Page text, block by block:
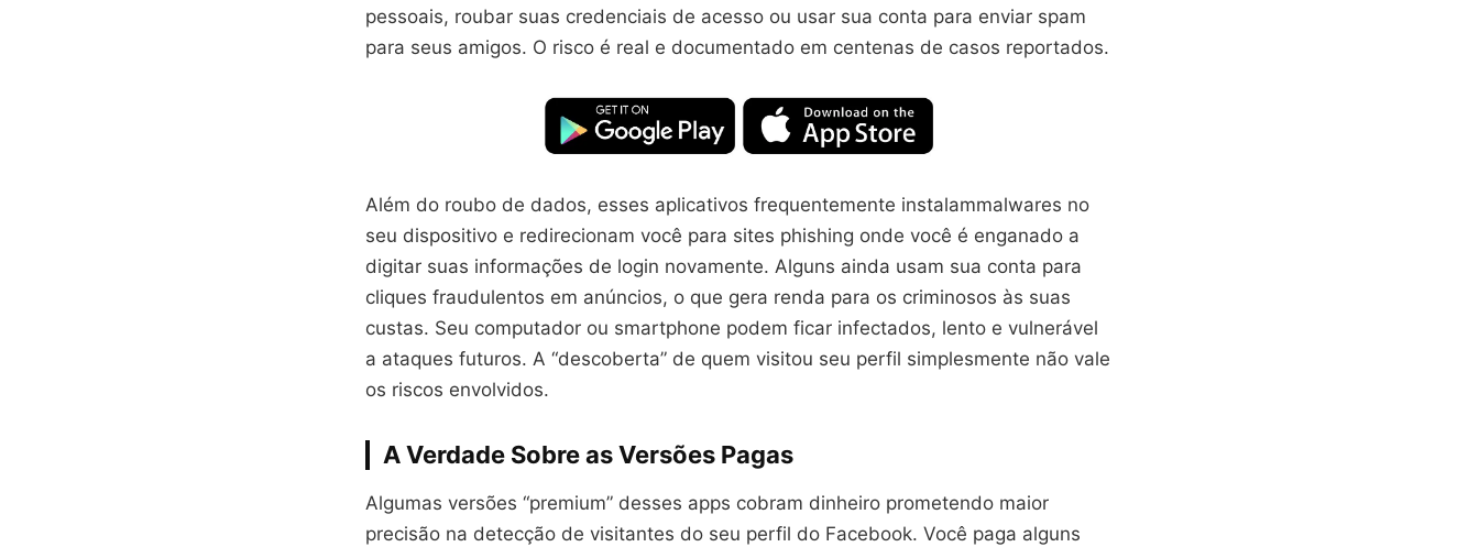
pessoais, roubar suas credenciais de acesso ou usar sua conta para enviar spam
para seus amigos. O risco é real e documentado em centenas de casos reportados.
Além do roubo de dados, esses aplicativos frequentemente instalammalwares no
seu dispositivo e redirecionam você para sites phishing onde você é enganado a
digitar suas informações de login novamente. Alguns ainda usam sua conta para
cliques fraudulentos em anúncios, o que gera renda para os criminosos às suas
custas. Seu computador ou smartphone podem ficar infectados, lento e vulnerável
a ataques futuros. A “descoberta” de quem visitou seu perfil simplesmente não vale
os riscos envolvidos.
A Verdade Sobre as Versões Pagas
Algumas versões “premium” desses apps cobram dinheiro prometendo maior
precisão na detecção de visitantes do seu perfil do Facebook. Você paga alguns